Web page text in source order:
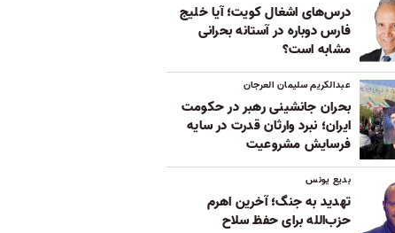
درس‌های اشغال کویت؛ آیا خلیج
فارس دوباره در آستانه بحرانی
مشابه است؟
عبدالکریم سلیمان العرجان
بحران جانشینی رهبر در حکومت
ایران؛ نبرد وارثان قدرت در سایه
فرسایش مشروعیت
بدیع یونس
تهدید به جنگ؛ آخرین اهرم
حزب‌الله برای حفظ سلاح